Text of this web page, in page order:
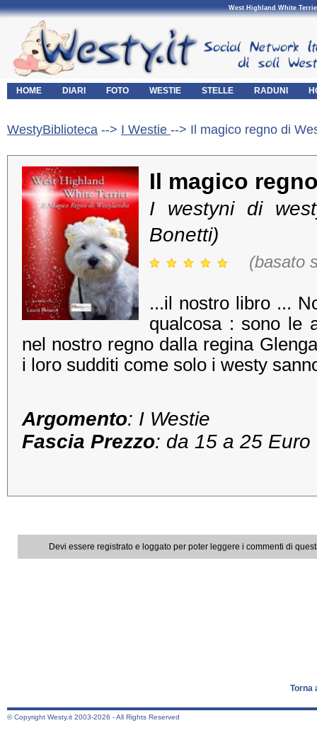
West Highland White
HOME DIARI FOTO WESTIE STELLE RADUNI
WestyBiblioteca --> I Westie --> Il magico regno di
Il magico
I westyni di
Bonetti)
(basato
...il nostro libro ...
qualcosa : sono le
nel nostro regno dalla regina
i loro sudditi come solo i westy
Argomento: I Westie
Fascia Prezzo: da 15 a 25 Euro
Devi essere registrato e loggato per poter leggere i commenti di
Torna
© Copyright Westy.it 2003-2026 - All Rights Reserved